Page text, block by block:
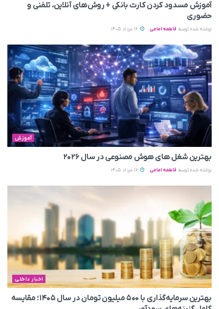
آموزش مسدود کردن کارت بانکی + روش‌های آنلاین، تلفنی و
حضوری
نوشته شده توسط فاطمه امامی
آموزش
بهترین شغل های هوش مصنوعی در سال ۲۰۲۶
نوشته شده توسط فاطمه امامی
اخبار داخلی
بهترین سرمایه‌گذاری با ۵۰۰ میلیون تومان در سال ۱۴۰۵؛ مقایسه